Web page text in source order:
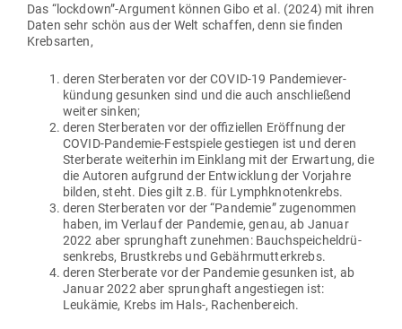
Das “lockdown”-Argument können Gibo et al. (2024) mit ihren
Daten sehr schön aus der Welt schaffen, denn sie finden
Krebsarten,
deren Ster­be­raten vor der COVID-19 Pan­de­mie­ver­
kündung gesunken sind und die auch anschließend
weiter sinken;
deren Ster­be­raten vor der offi­zi­ellen Eröffnung der
COVID-Pan­demie-Fest­spiele gestiegen ist und deren
Ster­berate wei­terhin im Ein­klang mit der Erwartung, die
die Autoren auf­grund der Ent­wicklung der Vor­jahre
bilden, steht. Dies gilt z.B. für Lymphknotenkrebs.
deren Ster­be­raten vor der “Pan­demie” zuge­nommen
haben, im Verlauf der Pan­demie, genau, ab Januar
2022 aber sprunghaft zunehmen: Bauch­spei­chel­drü­
sen­krebs, Brust­krebs und Gebährmutterkrebs.
deren Ster­berate vor der Pan­demie gesunken ist, ab
Januar 2022 aber sprunghaft ange­stiegen ist:
Leukämie, Krebs im Hals‑, Rachenbereich.